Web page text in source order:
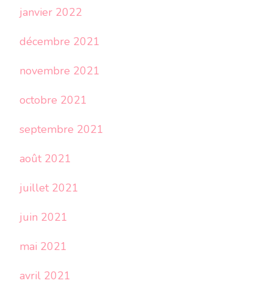
janvier 2022
décembre 2021
novembre 2021
octobre 2021
septembre 2021
août 2021
juillet 2021
juin 2021
mai 2021
avril 2021